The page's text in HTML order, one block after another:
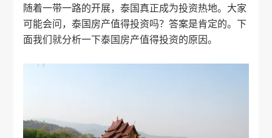
随着一带一路的开展，泰国真正成为投资热地。大家
可能会问， 泰国房产值得投资吗？答案是肯定的。下
面我们就分析一下泰国房产值得投资的原因。